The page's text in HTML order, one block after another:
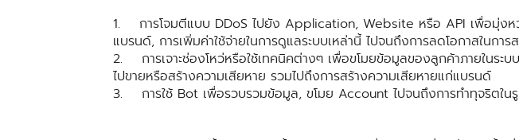
1. การโจมตีแบบ DDoS ไปยัง Application, Website หรือ API เพื่อมุ่งหวั
แบรนด์, การเพิ่มค่าใช้จ่ายในการดูแลระบบเหล่านี้ ไปจนถึงการลดโอกาสในการ
2. การเจาะช่องโหว่หรือใช้เทคนิคต่างๆ เพื่อขโมยข้อมูลของลูกค้าภายในร
ไปขายหรือสร้างความเสียหาย รวมไปถึงการสร้างความเสียหายแก่แบรนด์
3. การใช้ Bot เพื่อรวบรวมข้อมูล, ขโมย Account ไปจนถึงการทำทุจริตใน